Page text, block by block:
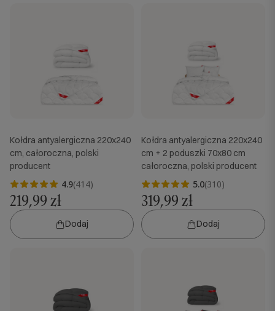
Kołdra antyalergiczna 220x240
cm, całoroczna, polski
producent
4.9(414)
219,99 zł
Dodaj
Kołdra antyalergiczna 220x240
cm + 2 poduszki 70x80 cm
całoroczna, polski producent
5.0(310)
319,99 zł
Dodaj